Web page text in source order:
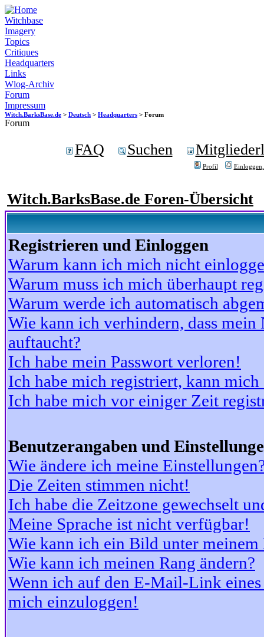
Witchbase
Imagery
Topics
Critiques
Headquarters
Links
Wlog-Archiv
Forum
Impressum
Witch.BarksBase.de > Deutsch > Headquarters > Forum
Forum
FAQ Suchen
Profil
Witch.BarksBase.de Foren-Übersicht
Registrieren und Einloggen
Warum kann ich mich nicht
Warum muss ich mich überhaupt
Warum werde ich automatisch
Wie kann ich verhindern, dass
auftaucht?
Ich habe mein Passwort verloren!
Ich habe mich registriert, kann
Ich habe mich vor einiger Zeit
Benutzerangaben und
Wie ändere ich meine
Die Zeiten stimmen nicht!
Ich habe die Zeitzone gewechselt
Meine Sprache ist nicht verfügbar!
Wie kann ich ein Bild unter meinem
Wie kann ich meinen Rang ändern?
Wenn ich auf den E-Mail-Link
mich einzuloggen!